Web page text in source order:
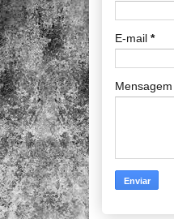
E-mail *
Mensagem